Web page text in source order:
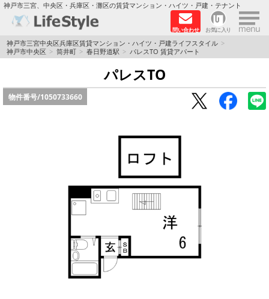
神戸市三宮、中央区・兵庫区・灘区の賃貸マンション・ハイツ・戸建・テナント
問い合わせ お気に入り ×
TOPページ
神戸の単身向けマンション特集
新築物件
リノベーション物件
ペット飼育可能
路線·駅から探す
神戸市三宮中央区兵庫区賃貸マンション・ハイツ・戸建ライフスタイル
神戸市中央区
筒井町 春日野道駅 パレスTO 賃貸アパート
パレスTO
物件番号/1050733660